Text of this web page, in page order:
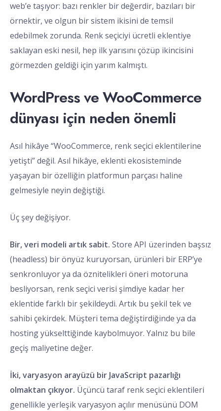
web’e taşıyor: bazı renkler bir değerdir, bazıları bir
örnektir, ve olgun bir sistem ikisini de temsil
edebilmek zorunda. Renk seçiciyi ücretli eklentiye
saklayan eski nesil, hep ilk yarısını çözüp ikincisini
görmezden geldiği için yarım kalmıştı.
WordPress ve WooCommerce
dünyası için neden önemli
Asıl hikâye “WooCommerce, renk seçici eklentilerine
yetişti” değil. Asıl hikâye, eklenti ekosisteminde
yaşayan bir özelliğin platformun parçası haline
gelmesiyle neyin değiştiği.
Üç şey değişiyor.
Bir, veri modeli artık sabit. Store API üzerinden başsız
(headless) bir önyüz kuruyorsan, ürünleri bir ERP’ye
senkronluyor ya da öznitelikleri öneri motoruna
besliyorsan, renk seçici verisi şimdiye kadar her
eklentide farklı bir şekildeydi. Artık bu şekil tek ve
sahibi çekirdek. Müşteri tema değiştirdiğinde ya da
hosting yükselttiğinde kaybolmuyor. Yalnız bu bile
geçiş maliyetine değer.
İki, varyasyon arayüzü bir JavaScript pazarlığı
olmaktan çıkıyor. Üçüncü taraf renk seçici eklentileri
genellikle yerleşik varyasyon açılır menüsünü DOM